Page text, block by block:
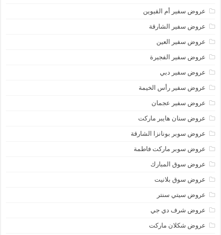
عروض سفير أم القيوين
عروض سفير الشارقة
عروض سفير العين
عروض سفير الفجيرة
عروض سفير دبي
عروض سفير رأس الخيمة
عروض سفير عجمان
عروض سنان هايبر ماركت
عروض سوبر بونانزا الشارقة
عروض سوبر ماركت فاطمة
عروض سوق المبارك
عروض سوق بلانيت
عروض سيتي سنتر
عروض شرف دي جي
عروض شكلان ماركت